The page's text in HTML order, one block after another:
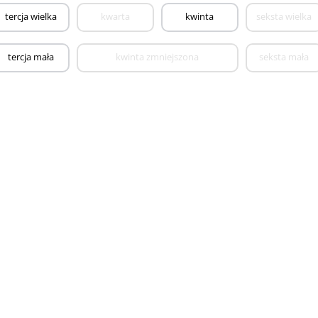
tercja mała
tercja wielka kwarta
kwinta zmniejszona
kwinta
seksta mała
seksta wielka